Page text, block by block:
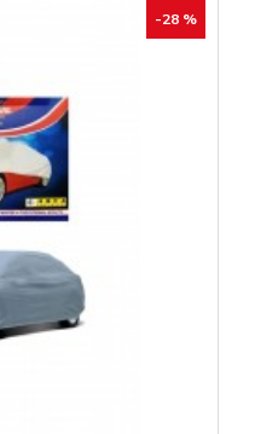
-28 %